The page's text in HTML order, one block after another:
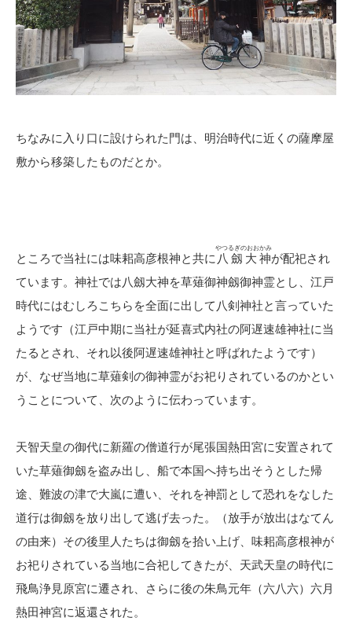
ちなみに入り口に設けられた門は、明治時代に近くの薩摩屋
敷から移築したものだとか。
ところで当社には味耜高彦根神と共に 八劔大神
やつるぎのおおかみ
が配祀され
ています。神社では八劔大神を草薙御神劔御神霊とし、江戸
時代にはむしろこちらを全面に出して八剣神社と言っていた
ようです（江戸中期に当社が延喜式内社の阿遅速雄神社に当
たるとされ、それ以後阿遅速雄神社と呼ばれたようです）
が、なぜ当地に草薙剣の御神霊がお祀りされているのかとい
うことについて、次のように伝わっています。
天智天皇の御代に新羅の僧道行が尾張国熱田宮に安置されて
いた草薙御劔を盗み出し、船で本国へ持ち出そうとした帰
途、難波の津で大嵐に遭い、それを神罰として恐れをなした
道行は御劔を放り出して逃げ去った。（放手が放出はなてん
の由来）その後里人たちは御劔を拾い上げ、味耜高彦根神が
お祀りされている当地に合祀してきたが、天武天皇の時代に
飛鳥浄見原宮に遷され、さらに後の朱鳥元年（六八六）六月
熱田神宮に返還された。